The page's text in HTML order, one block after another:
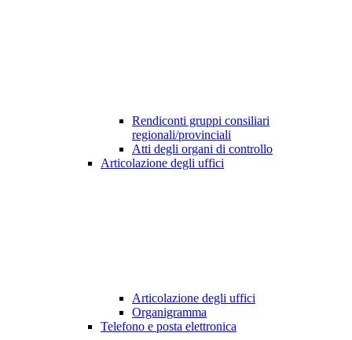
Rendiconti gruppi consiliari
regionali/provinciali
Atti degli organi di controllo
Articolazione degli uffici
Articolazione degli uffici
Organigramma
Telefono e posta elettronica